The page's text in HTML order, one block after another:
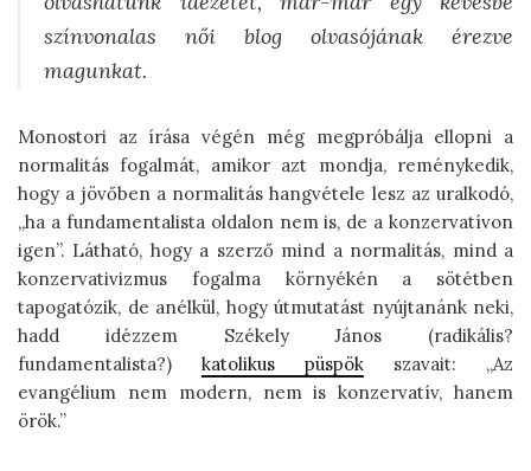
színvonalas női blog olvasójának érezve
magunkat.
Monostori az írása végén még megpróbálja ellopni a
normalitás fogalmát, amikor azt mondja, reménykedik,
hogy a jövőben a normalitás hangvétele lesz az uralkodó,
„ha a fundamentalista oldalon nem is, de a konzervatívon
igen”. Látható, hogy a szerző mind a normalitás, mind a
konzervativizmus fogalma környékén a sötétben
tapogatózik, de anélkül, hogy útmutatást nyújtanánk neki,
hadd idézzem Székely János (radikális?
fundamentalista?) katolikus püspök szavait: „Az
evangélium nem modern, nem is konzervatív, hanem
örök.”